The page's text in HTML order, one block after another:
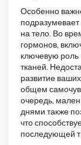
Особенно
на тело. Во
гормонов,
ключевую
тканей.
развитие
общем
очередь,
днями также
что
последующей